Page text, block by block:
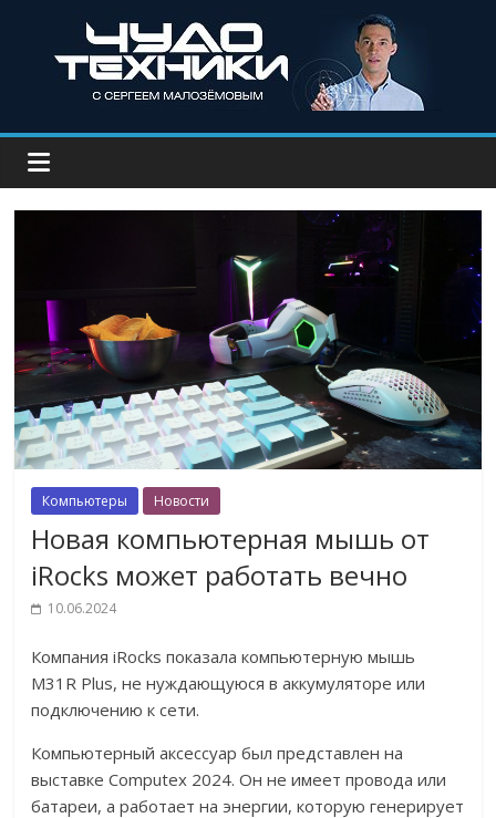
Компьютеры Новости
Новая компьютерная мышь от
iRocks может работать вечно
10.06.2024
Компания iRocks показала компьютерную мышь
M31R Plus, не нуждающуюся в аккумуляторе или
подключению к сети.
Компьютерный аксессуар был представлен на
выставке Computex 2024. Он не имеет провода или
батареи, а работает на энергии, которую генерирует